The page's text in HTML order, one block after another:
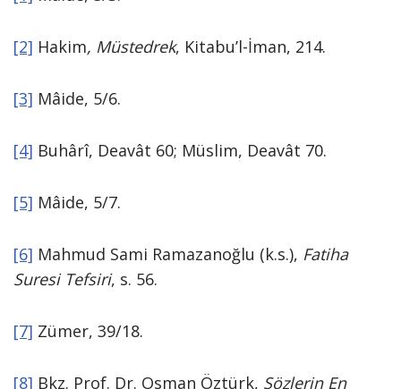
[2] Hakim, Müstedrek, Kitabu’l-İman, 214.
[3] Mâide, 5/6.
[4] Buhârî, Deavât 60; Müslim, Deavât 70.
[5] Mâide, 5/7.
[6] Mahmud Sami Ramazanoğlu (k.s.), Fatiha
Suresi Tefsiri, s. 56.
[7] Zümer, 39/18.
[8] Bkz. Prof. Dr. Osman Öztürk, Sözlerin En